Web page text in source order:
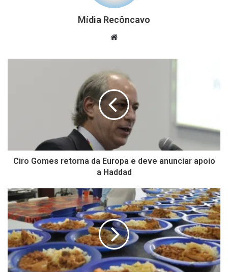
Mídia Recôncavo
Website
Ciro Gomes retorna da Europa e deve anunciar apoio
a Haddad